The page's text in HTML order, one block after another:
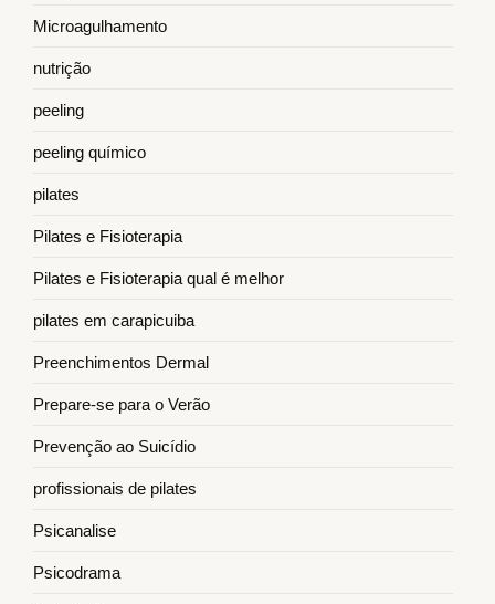
Microagulhamento
nutrição
peeling
peeling químico
pilates
Pilates e Fisioterapia
Pilates e Fisioterapia qual é melhor
pilates em carapicuiba
Preenchimentos Dermal
Prepare-se para o Verão
Prevenção ao Suicídio
profissionais de pilates
Psicanalise
Psicodrama